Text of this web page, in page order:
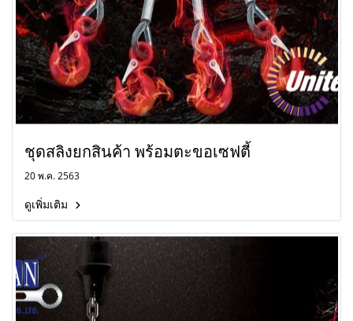
ชุดสลิงยกสินค้า พร้อมตะขอเซฟตี้
20 พ.ค. 2563
ดูเพิ่มเติม